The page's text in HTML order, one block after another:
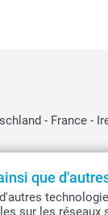
que
sur les
- France -
Belgique